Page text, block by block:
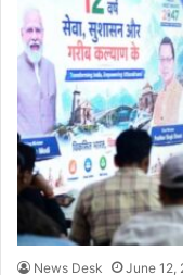
News Desk June 12,